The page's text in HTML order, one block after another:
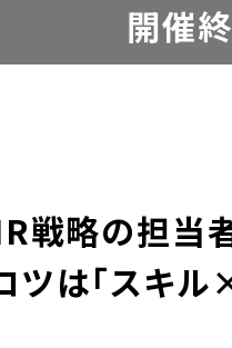
開催
戦略の担当
は「スキル